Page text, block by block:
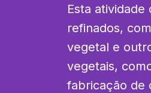
Esta
refinados,
vegetal e
vegetais,
fabricação de